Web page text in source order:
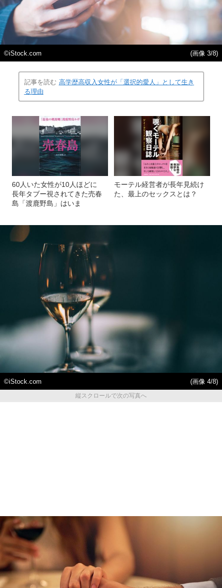
©iStock.com (画像 3/8)
記事を読む 高学歴高収入女性が「選択的愛人」として生き
る理由
60人いた女性が10人ほどに
長年タブー視されてきた売春
島「渡鹿野島」はいま
モーテル経営者が長年見続け
た、最上のセックスとは？
©iStock.com
(画像 4/8)
縦スクロールで次の写真へ